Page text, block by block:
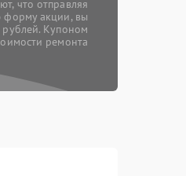
что отправляя
форму акции, вы
Купоном
ремонта